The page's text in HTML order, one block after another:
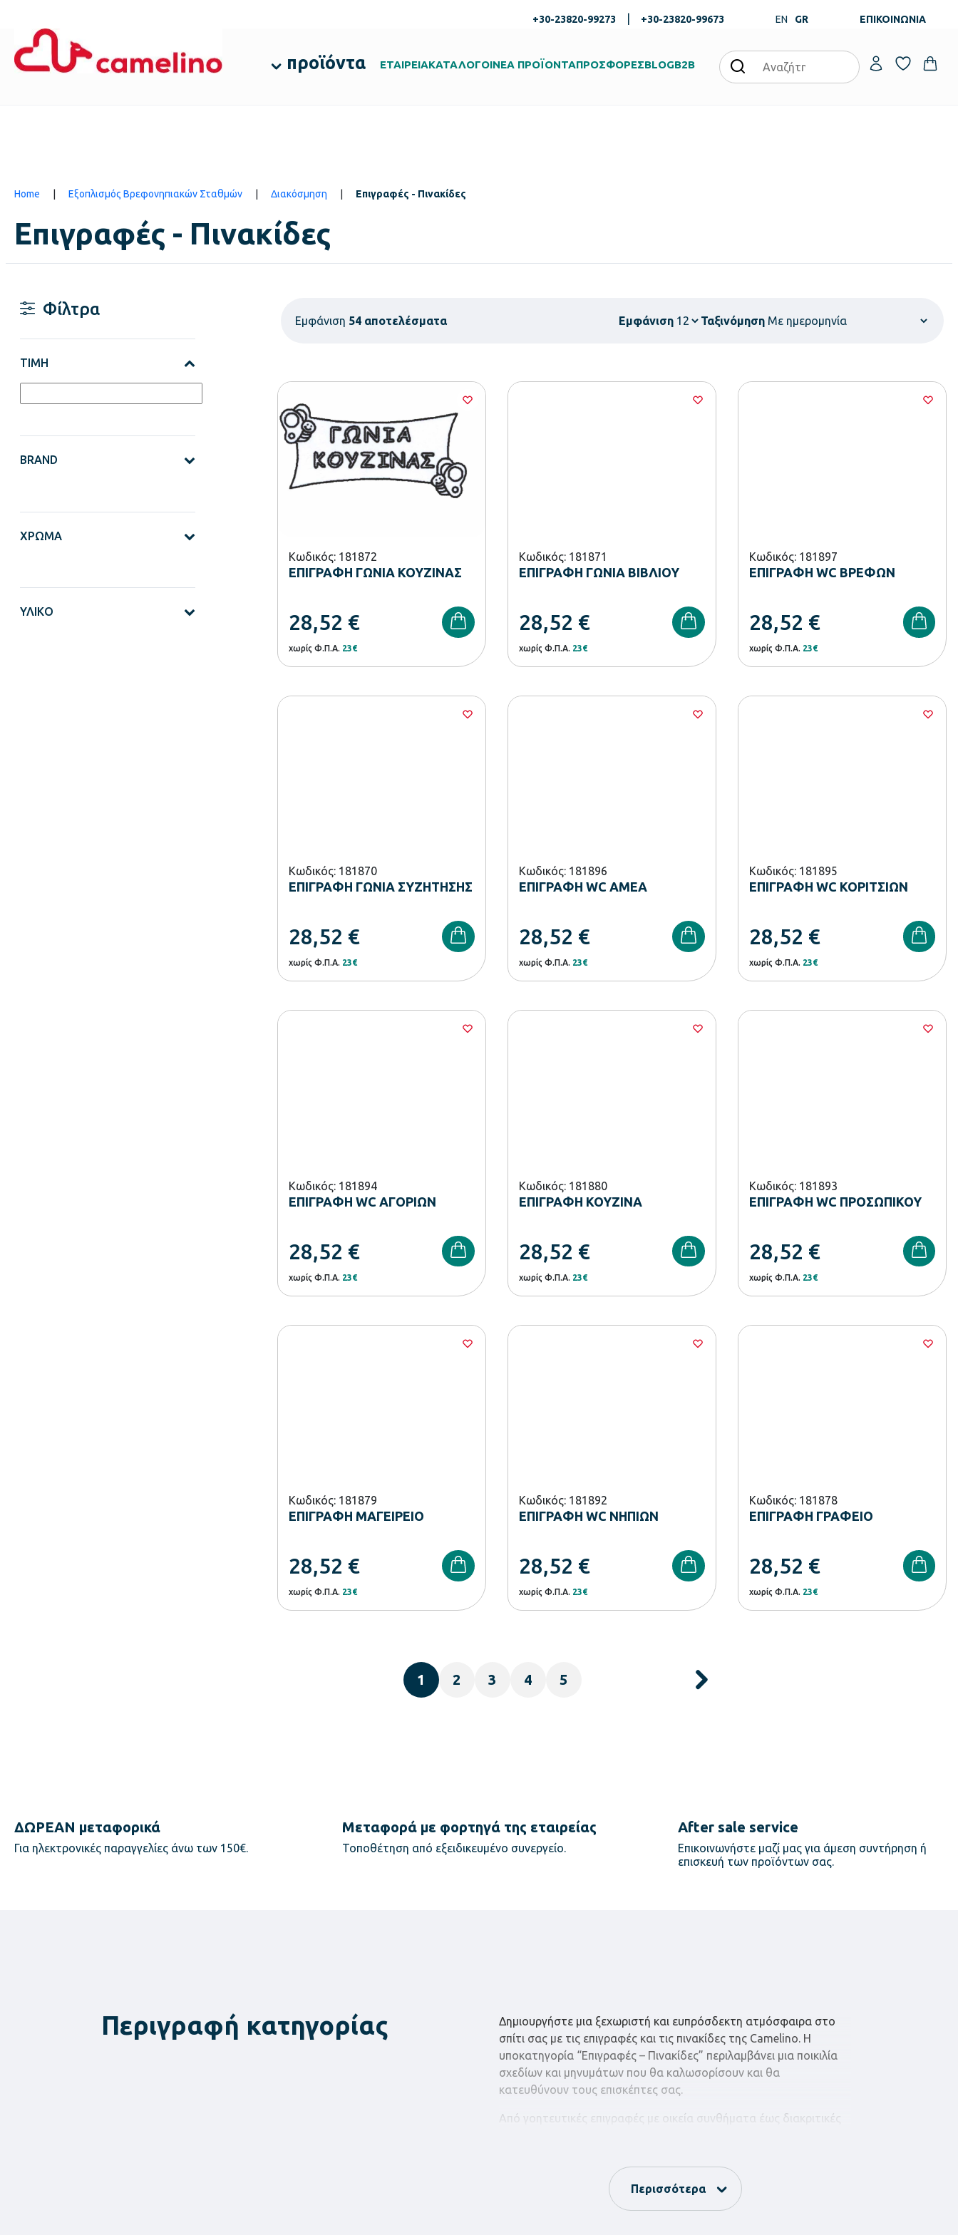
+30-23820-99273 +30-23820-99673 EN GR ΕΠΙΚΟΙΝΩΝΙΑ
προϊόντα ΕΤΑΙΡΕΙΑΚΑΤΑΛΟΓΟΙΝΕΑ ΠΡΟΪΟΝΤΑΠΡΟΣΦΟΡΕΣBLOGB2B
Home Εξοπλισμός Βρεφονηπιακών Σταθμών Διακόσμηση Επιγραφές - Πινακίδες
Επιγραφές - Πινακίδες
Φίλτρα
ΤΙΜΉ
BRAND
ΧΡΏΜΑ
ΥΛΙΚΌ
Εμφάνιση 54 αποτελέσματα Εμφάνιση Ταξινόμηση
Κωδικός: 181872
ΕΠΙΓΡΑΦΗ ΓΩΝΙΑ ΚΟΥΖΙΝΑΣ
28,52 €
χωρίς Φ.Π.Α. 23€
Κωδικός: 181871
ΕΠΙΓΡΑΦΗ ΓΩΝΙΑ ΒΙΒΛΙΟΥ
28,52 €
χωρίς Φ.Π.Α. 23€
Κωδικός: 181897
ΕΠΙΓΡΑΦΗ WC ΒΡΕΦΩΝ
28,52 €
χωρίς Φ.Π.Α. 23€
Κωδικός: 181870
ΕΠΙΓΡΑΦΗ ΓΩΝΙΑ ΣΥΖΗΤΗΣΗΣ
28,52 €
χωρίς Φ.Π.Α. 23€
Κωδικός: 181896
ΕΠΙΓΡΑΦΗ WC ΑΜΕΑ
28,52 €
χωρίς Φ.Π.Α. 23€
Κωδικός: 181895
ΕΠΙΓΡΑΦΗ WC ΚΟΡΙΤΣΙΩΝ
28,52 €
χωρίς Φ.Π.Α. 23€
Κωδικός: 181894
ΕΠΙΓΡΑΦΗ WC ΑΓΟΡΙΩΝ
28,52 €
χωρίς Φ.Π.Α. 23€
Κωδικός: 181880
ΕΠΙΓΡΑΦΗ ΚΟΥΖΙΝΑ
28,52 €
χωρίς Φ.Π.Α. 23€
Κωδικός: 181893
ΕΠΙΓΡΑΦΗ WC ΠΡΟΣΩΠΙΚΟΥ
28,52 €
χωρίς Φ.Π.Α. 23€
Κωδικός: 181879
ΕΠΙΓΡΑΦΗ ΜΑΓΕΙΡΕΙΟ
28,52 €
χωρίς Φ.Π.Α. 23€
Κωδικός: 181892
ΕΠΙΓΡΑΦΗ WC ΝΗΠΙΩΝ
28,52 €
χωρίς Φ.Π.Α. 23€
Κωδικός: 181878
ΕΠΙΓΡΑΦΗ ΓΡΑΦΕΙΟ
28,52 €
χωρίς Φ.Π.Α. 23€
1 2 3 4 5
ΔΩΡΕΑΝ μεταφορικά
Για ηλεκτρονικές παραγγελίες άνω των 150€.
Μεταφορά με φορτηγά της εταιρείας
Τοποθέτηση από εξειδικευμένο συνεργείο.
After sale service
Επικοινωνήστε μαζί μας για άμεση συντήρηση ή
επισκευή των προϊόντων σας.
Περιγραφή κατηγορίας
Δημιουργήστε μια ξεχωριστή και ευπρόσδεκτη ατμόσφαιρα στο
σπίτι σας με τις επιγραφές και τις πινακίδες της Camelino. Η
υποκατηγορία “Επιγραφές – Πινακίδες” περιλαμβάνει μια ποικιλία
σχεδίων και μηνυμάτων που θα καλωσορίσουν και θα
κατευθύνουν τους επισκέπτες σας.
Από γοητευτικές επιγραφές με οικεία συνθήματα έως διακριτικές
Διακοσμήστε το σπίτι σας με αυτές τις γλυκές και λειτουργικές
επιγραφές και πινακίδες της Camelino και καλωσορίστε τους
φίλους και την οικογένειά σας με στυλ και ζεστασιά.
Περισσότερα